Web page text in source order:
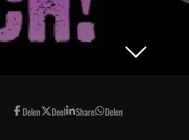
Delen Deel Share Delen